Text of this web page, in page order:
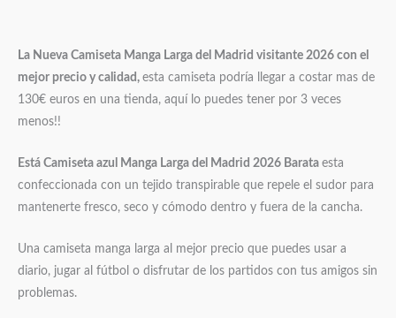
La Nueva Camiseta Manga Larga del Madrid visitante 2026 con el
mejor precio y calidad, esta camiseta podría llegar a costar mas de
130€ euros en una tienda, aquí lo puedes tener por 3 veces
menos!!
Está Camiseta azul Manga Larga del Madrid 2026 Barata esta
confeccionada con un tejido transpirable que repele el sudor para
mantenerte fresco, seco y cómodo dentro y fuera de la cancha.
Una camiseta manga larga al mejor precio que puedes usar a
diario, jugar al fútbol o disfrutar de los partidos con tus amigos sin
problemas.